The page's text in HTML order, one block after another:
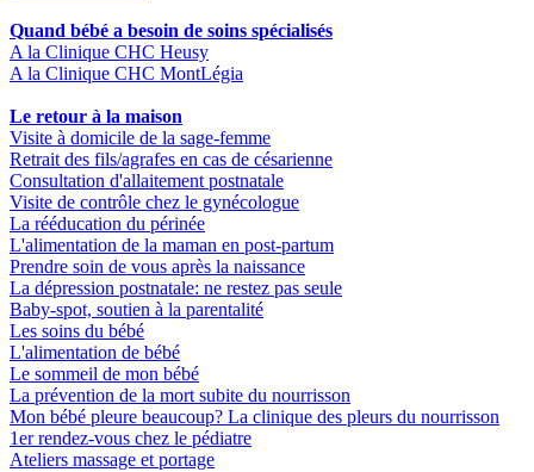
Quand bébé a besoin de soins spécialisés
A la Clinique CHC Heusy
A la Clinique CHC MontLégia
Le retour à la maison
Visite à domicile de la sage-femme
Retrait des fils/agrafes en cas de césarienne
Consultation d'allaitement postnatale
Visite de contrôle chez le gynécologue
La rééducation du périnée
L'alimentation de la maman en post-partum
Prendre soin de vous après la naissance
La dépression postnatale: ne restez pas seule
Baby-spot, soutien à la parentalité
Les soins du bébé
L'alimentation de bébé
Le sommeil de mon bébé
La prévention de la mort subite du nourrisson
Mon bébé pleure beaucoup? La clinique des pleurs du nourrisson
1er rendez-vous chez le pédiatre
Ateliers massage et portage